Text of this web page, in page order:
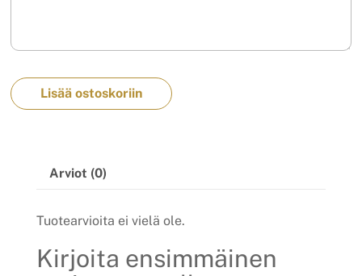
Lisää ostoskoriin
Arviot (0)
Tuotearvioita ei vielä ole.
Kirjoita ensimmäinen